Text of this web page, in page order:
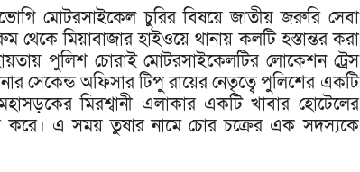
মোটরসাইকেল চুরির বিষয়ে জাতীয় জরুরি সেবা
মিয়াবাজার হাইওয়ে থানায় কলটি হস্তান্তর করা
পুলিশ চোরাই মোটরসাইকেলটির লোকেশন ট্রেস
সেকেন্ড অফিসার টিপু রায়ের নেতৃত্বে পুলিশের একটি
মিরশ্বানী এলাকার একটি খাবার হোটেলের
করে। এ সময় তুষার নামে চোর চক্রের এক সদস্যকে